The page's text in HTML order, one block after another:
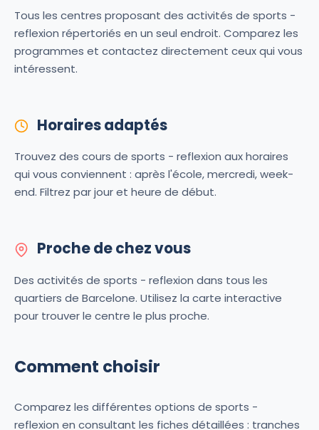
Tous les centres proposant des activités de sports -
reflexion répertoriés en un seul endroit. Comparez les
programmes et contactez directement ceux qui vous
intéressent.
Horaires adaptés
Trouvez des cours de sports - reflexion aux horaires
qui vous conviennent : après l'école, mercredi, week-
end. Filtrez par jour et heure de début.
Proche de chez vous
Des activités de sports - reflexion dans tous les
quartiers de Barcelone. Utilisez la carte interactive
pour trouver le centre le plus proche.
Comment choisir
Comparez les différentes options de sports -
reflexion en consultant les fiches détaillées : tranches